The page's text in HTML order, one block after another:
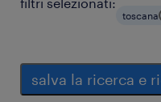
toscana
salva la ricerca e